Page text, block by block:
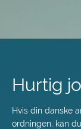
Hurtig
Hvis din danske
ordningen, kan